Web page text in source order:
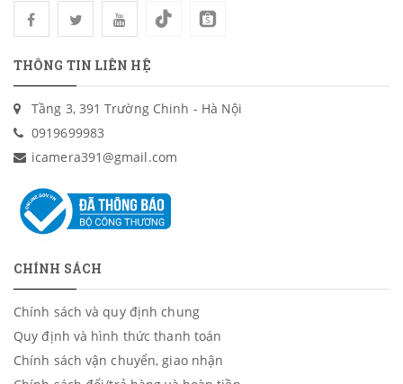
THÔNG TIN LIÊN HỆ
Tầng 3, 391 Trường Chinh - Hà Nội
0919699983
icamera391@gmail.com
CHÍNH SÁCH
Chính sách và quy định chung
Quy định và hình thức thanh toán
Chính sách vận chuyển, giao nhận